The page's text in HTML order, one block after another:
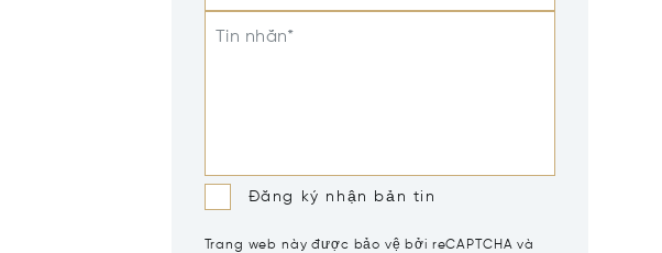
Tin nhắn*
Đăng ký nhận bản tin
Trang web này được bảo vệ bởi reCAPTCHA và